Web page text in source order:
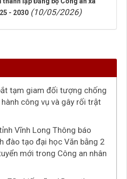
- 2030 (10/05/2026)
tạm giam đối tượng chống
công vụ và gây rối trật
Vĩnh Long Thông báo
đào tạo đại học Văn bằng 2
mới trong Công an nhân